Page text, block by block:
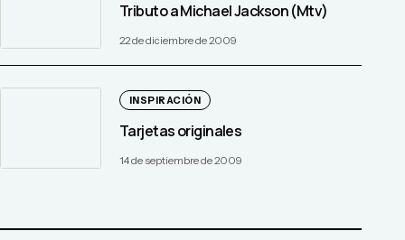
Tributo a Michael Jackson (Mtv)
22 de diciembre de 2009
INSPIRACIÓN
Tarjetas originales
14 de septiembre de 2009